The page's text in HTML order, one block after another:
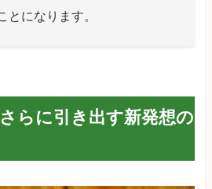
とになります。
らに引き出す新発想の